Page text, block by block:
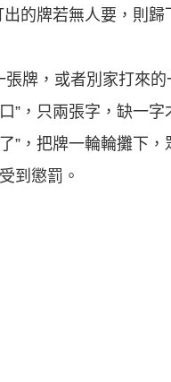
出的牌若無人要，則
牌，或者別家打來
”，只兩張字，缺一
”，把牌一輪輪攤下
到懲罰。